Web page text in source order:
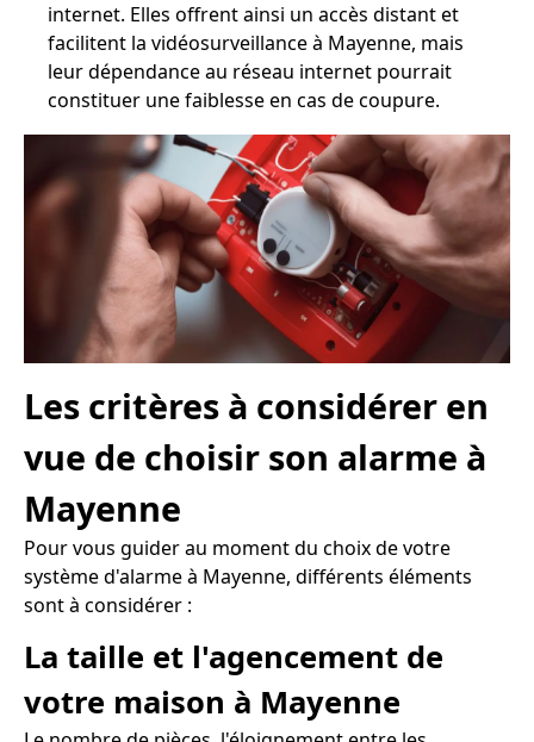
internet. Elles offrent ainsi un accès distant et
facilitent la vidéosurveillance à Mayenne, mais
leur dépendance au réseau internet pourrait
constituer une faiblesse en cas de coupure.
Les critères à considérer en
vue de choisir son alarme à
Mayenne
Pour vous guider au moment du choix de votre
système d'alarme à Mayenne, différents éléments
sont à considérer :
La taille et l'agencement de
votre maison à Mayenne